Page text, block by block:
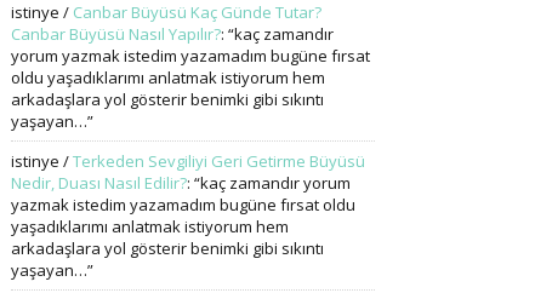
istinye / Canbar Büyüsü Kaç Günde Tutar?
Canbar Büyüsü Nasıl Yapılır?: “kaç zamandır
yorum yazmak istedim yazamadım bugüne fırsat
oldu yaşadıklarımı anlatmak istiyorum hem
arkadaşlara yol gösterir benimki gibi sıkıntı
yaşayan…”
istinye /Terkeden Sevgiliyi Geri Getirme Büyüsü
Nedir, Duası Nasıl Edilir?: “kaç zamandır yorum
yazmak istedim yazamadım bugüne fırsat oldu
yaşadıklarımı anlatmak istiyorum hem
arkadaşlara yol gösterir benimki gibi sıkıntı
yaşayan…”